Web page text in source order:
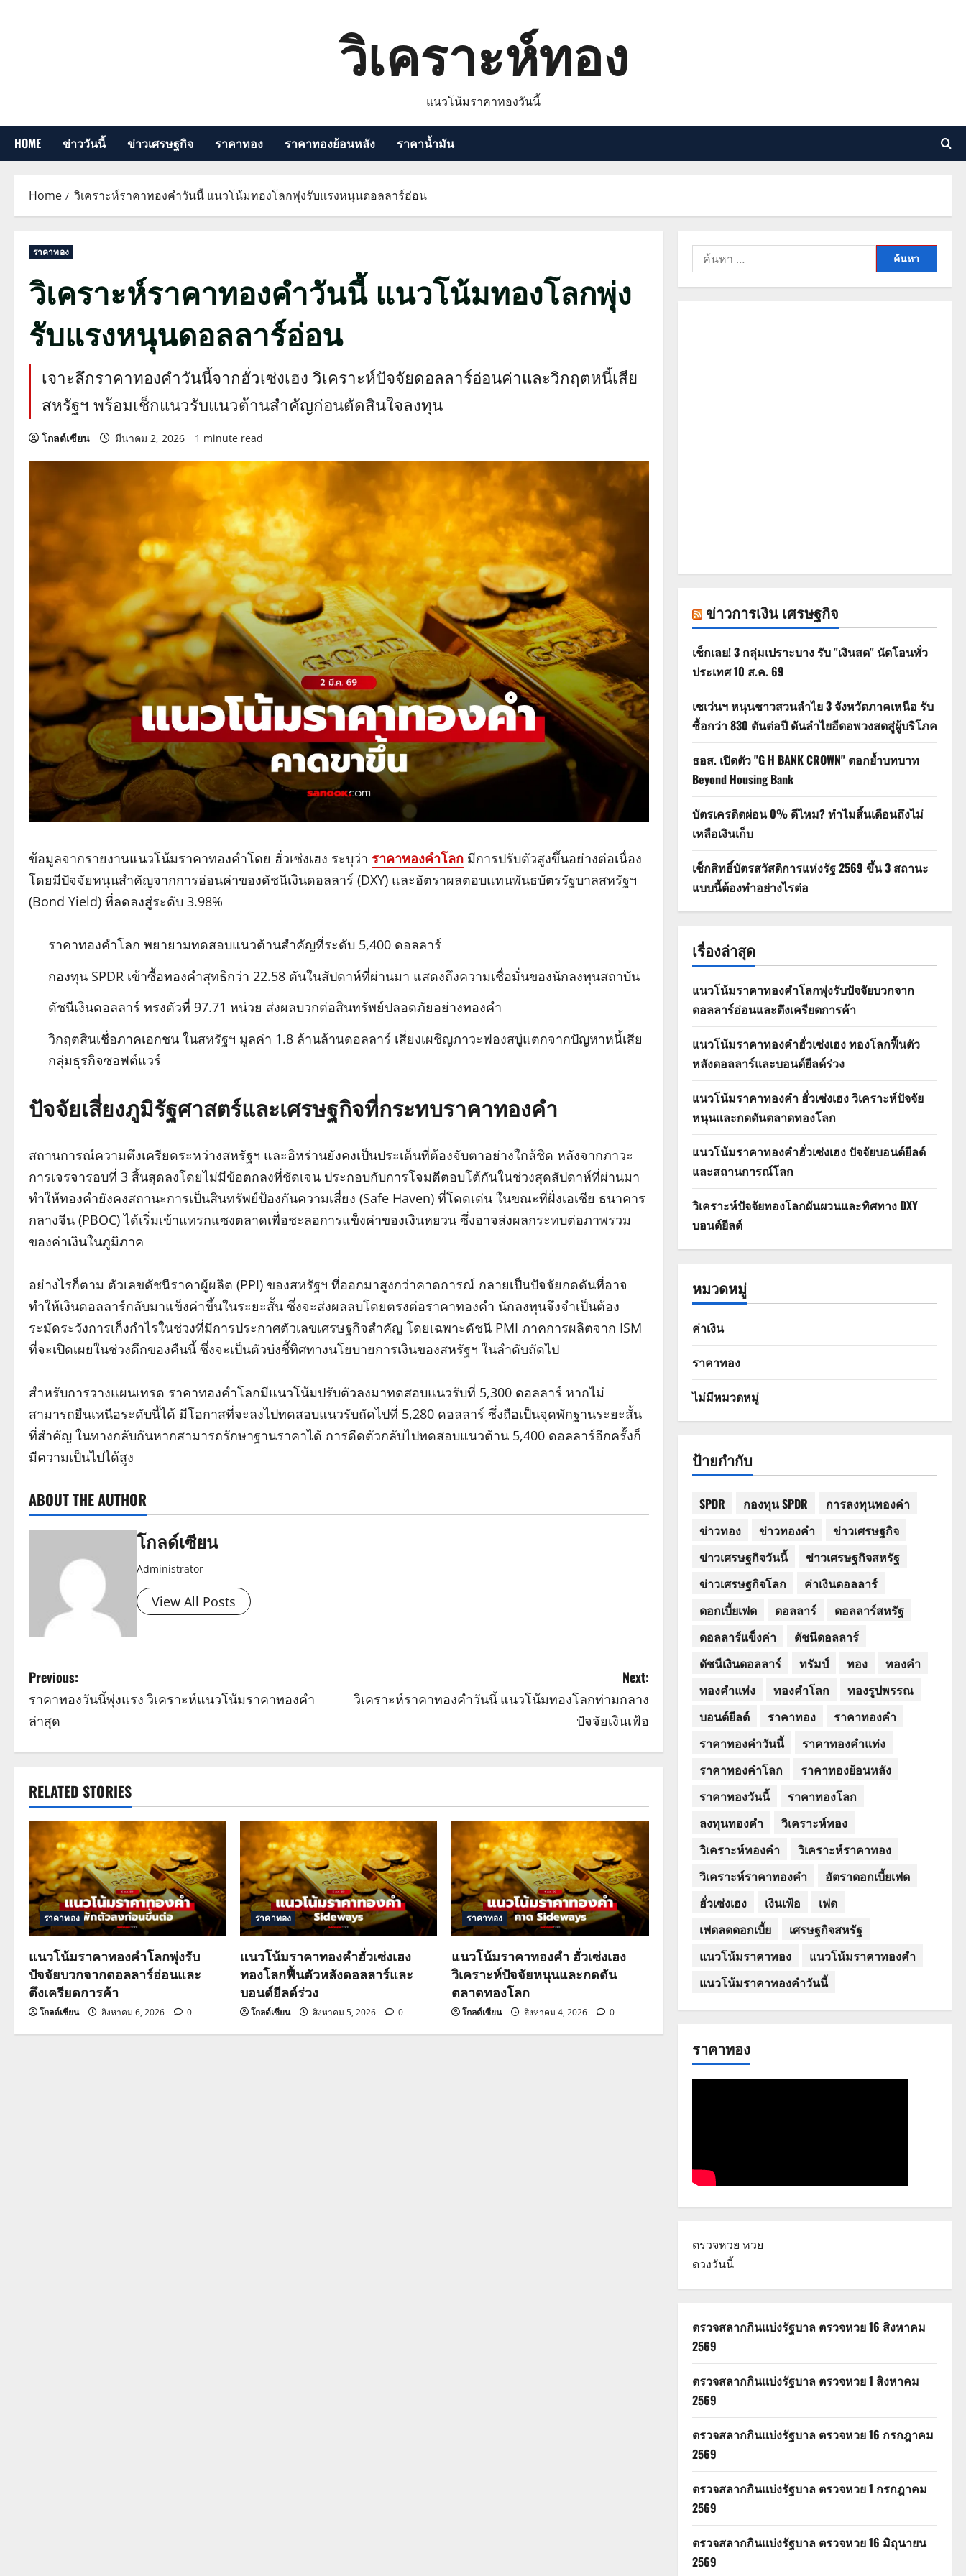
วิเคราะห์ทอง
แนวโน้มราคาทองวันนี้
HOME ข่าววันนี้ ข่าวเศรษฐกิจ ราคาทอง ราคาทองย้อนหลัง ราคาน้ำมัน
Home วิเคราะห์ราคาทองคำวันนี้ แนวโน้มทองโลกพุ่งรับแรงหนุนดอลลาร์อ่อน
ราคาทอง
วิเคราะห์ราคาทองคำวันนี้ แนวโน้มทองโลกพุ่ง
รับแรงหนุนดอลลาร์อ่อน
เจาะลึกราคาทองคำวันนี้จากฮั่วเซ่งเฮง วิเคราะห์ปัจจัยดอลลาร์อ่อนค่าและวิกฤตหนี้เสีย
สหรัฐฯ พร้อมเช็กแนวรับแนวต้านสำคัญก่อนตัดสินใจลงทุน
โกลด์เซียน มีนาคม 2, 2026 1 minute read
ข้อมูลจากรายงานแนวโน้มราคาทองคำโดย ฮั่วเซ่งเฮง ระบุว่า ราคาทองคำโลก มีการปรับตัวสูงขึ้นอย่างต่อเนื่อง
โดยมีปัจจัยหนุนสำคัญจากการอ่อนค่าของดัชนีเงินดอลลาร์ (DXY) และอัตราผลตอบแทนพันธบัตรรัฐบาลสหรัฐฯ
(Bond Yield) ที่ลดลงสู่ระดับ 3.98%
ราคาทองคำโลก พยายามทดสอบแนวต้านสำคัญที่ระดับ 5,400 ดอลลาร์
กองทุน SPDR เข้าซื้อทองคำสุทธิกว่า 22.58 ตันในสัปดาห์ที่ผ่านมา แสดงถึงความเชื่อมั่นของนักลงทุนสถาบัน
ดัชนีเงินดอลลาร์ ทรงตัวที่ 97.71 หน่วย ส่งผลบวกต่อสินทรัพย์ปลอดภัยอย่างทองคำ
วิกฤตสินเชื่อภาคเอกชน ในสหรัฐฯ มูลค่า 1.8 ล้านล้านดอลลาร์ เสี่ยงเผชิญภาวะฟองสบู่แตกจากปัญหาหนี้เสีย
กลุ่มธุรกิจซอฟต์แวร์
ปัจจัยเสี่ยงภูมิรัฐศาสตร์และเศรษฐกิจที่กระทบราคาทองคำ
สถานการณ์ความตึงเครียดระหว่างสหรัฐฯ และอิหร่านยังคงเป็นประเด็นที่ต้องจับตาอย่างใกล้ชิด หลังจากภาวะ
การเจรจารอบที่ 3 สิ้นสุดลงโดยไม่มีข้อตกลงที่ชัดเจน ประกอบกับการโจมตีตอบโต้กันในช่วงสุดสัปดาห์ที่ผ่านมา
ทำให้ทองคำยังคงสถานะการเป็นสินทรัพย์ป้องกันความเสี่ยง (Safe Haven) ที่โดดเด่น ในขณะที่ฝั่งเอเชีย ธนาคาร
กลางจีน (PBOC) ได้เริ่มเข้าแทรกแซงตลาดเพื่อชะลอการแข็งค่าของเงินหยวน ซึ่งอาจส่งผลกระทบต่อภาพรวม
ของค่าเงินในภูมิภาค
อย่างไรก็ตาม ตัวเลขดัชนีราคาผู้ผลิต (PPI) ของสหรัฐฯ ที่ออกมาสูงกว่าคาดการณ์ กลายเป็นปัจจัยกดดันที่อาจ
ทำให้เงินดอลลาร์กลับมาแข็งค่าขึ้นในระยะสั้น ซึ่งจะส่งผลลบโดยตรงต่อราคาทองคำ นักลงทุนจึงจำเป็นต้อง
ระมัดระวังการเก็งกำไรในช่วงที่มีการประกาศตัวเลขเศรษฐกิจสำคัญ โดยเฉพาะดัชนี PMI ภาคการผลิตจาก ISM
ที่จะเปิดเผยในช่วงดึกของคืนนี้ ซึ่งจะเป็นตัวบ่งชี้ทิศทางนโยบายการเงินของสหรัฐฯ ในลำดับถัดไป
สำหรับการวางแผนเทรด ราคาทองคำโลกมีแนวโน้มปรับตัวลงมาทดสอบแนวรับที่ 5,300 ดอลลาร์ หากไม่
สามารถยืนเหนือระดับนี้ได้ มีโอกาสที่จะลงไปทดสอบแนวรับถัดไปที่ 5,280 ดอลลาร์ ซึ่งถือเป็นจุดพักฐานระยะสั้น
ที่สำคัญ ในทางกลับกันหากสามารถรักษาฐานราคาได้ การดีดตัวกลับไปทดสอบแนวต้าน 5,400 ดอลลาร์อีกครั้งก็
มีความเป็นไปได้สูง
ABOUT THE AUTHOR
โกลด์เซียน
Administrator
View All Posts
P
o
n
a
v
i
g
a
t
i
o
Previous:
ราคาทองวันนี้พุ่งแรง วิเคราะห์แนวโน้มราคาทองคำ
ล่าสุด
Next:
วิเคราะห์ราคาทองคำวันนี้ แนวโน้มทองโลกท่ามกลาง
ปัจจัยเงินเฟ้อ
RELATED STORIES
ราคาทอง
แนวโน้มราคาทองคำโลกพุ่งรับ
ปัจจัยบวกจากดอลลาร์อ่อนและ
ตึงเครียดการค้า
โกลด์เซียน สิงหาคม 6, 2026 0
ราคาทอง
แนวโน้มราคาทองคำฮั่วเซ่งเฮง
ทองโลกฟื้นตัวหลังดอลลาร์และ
บอนด์ยีลด์ร่วง
โกลด์เซียน สิงหาคม 5, 2026 0
ราคาทอง
แนวโน้มราคาทองคำ ฮั่วเซ่งเฮง
วิเคราะห์ปัจจัยหนุนและกดดัน
ตลาดทองโลก
โกลด์เซียน สิงหาคม 4, 2026 0
ค้นหา
สำหรับ:
ข่าวการเงิน เศรษฐกิจ
เช็กเลย! 3 กลุ่มเปราะบาง รับ "เงินสด" นัดโอนทั่ว
ประเทศ 10 ส.ค. 69
เซเว่นฯ หนุนชาวสวนลำไย 3 จังหวัดภาคเหนือ รับ
ซื้อกว่า 830 ตันต่อปี ดันลำไยอีดอพวงสดสู่ผู้บริโภค
ธอส. เปิดตัว "G H BANK CROWN" ตอกย้ำบทบาท
Beyond Housing Bank
บัตรเครดิตผ่อน 0% ดีไหม? ทำไมสิ้นเดือนถึงไม่
เหลือเงินเก็บ
เช็กสิทธิ์บัตรสวัสดิการแห่งรัฐ 2569 ขึ้น 3 สถานะ
แบบนี้ต้องทำอย่างไรต่อ
เรื่องล่าสุด
แนวโน้มราคาทองคำโลกพุ่งรับปัจจัยบวกจาก
ดอลลาร์อ่อนและตึงเครียดการค้า
แนวโน้มราคาทองคำฮั่วเซ่งเฮง ทองโลกฟื้นตัว
หลังดอลลาร์และบอนด์ยีลด์ร่วง
แนวโน้มราคาทองคำ ฮั่วเซ่งเฮง วิเคราะห์ปัจจัย
หนุนและกดดันตลาดทองโลก
แนวโน้มราคาทองคำฮั่วเซ่งเฮง ปัจจัยบอนด์ยีลด์
และสถานการณ์โลก
วิเคราะห์ปัจจัยทองโลกผันผวนและทิศทาง DXY
บอนด์ยีลด์
หมวดหมู่
ค่าเงิน
ราคาทอง
ไม่มีหมวดหมู่
ป้ายกำกับ
SPDR กองทุน SPDR
การลงทุนทองคำ
ข่าวทอง
ข่าวทองคำ
ข่าวเศรษฐกิจ
ข่าวเศรษฐกิจวันนี้
ข่าวเศรษฐกิจสหรัฐ
ข่าวเศรษฐกิจโลก
ค่าเงินดอลลาร์
ดอกเบี้ยเฟด
ดอลลาร์
ดอลลาร์สหรัฐ
ดอลลาร์แข็งค่า
ดัชนีดอลลาร์
ดัชนีเงินดอลลาร์
ทรัมป์ ทอง
ทองคำ
ทองคำแท่ง
ทองคำโลก
ทองรูปพรรณ
บอนด์ยีลด์
ราคาทอง
ราคาทองคำ
ราคาทองคำวันนี้
ราคาทองคำแท่ง
ราคาทองคำโลก
ราคาทองย้อนหลัง
ราคาทองวันนี้
ราคาทองโลก
ลงทุนทองคำ
วิเคราะห์ทอง
วิเคราะห์ทองคำ
วิเคราะห์ราคาทอง
วิเคราะห์ราคาทองคำ
อัตราดอกเบี้ยเฟด
ฮั่วเซ่งเฮง
เงินเฟ้อ
เฟด
เฟดลดดอกเบี้ย
เศรษฐกิจสหรัฐ
แนวโน้มราคาทอง
แนวโน้มราคาทองคำ
แนวโน้มราคาทองคำวันนี้
ราคาทอง
ตรวจหวย หวย
ดวงวันนี้
ตรวจสลากกินแบ่งรัฐบาล ตรวจหวย 16 สิงหาคม
2569
ตรวจสลากกินแบ่งรัฐบาล ตรวจหวย 1 สิงหาคม
2569
ตรวจสลากกินแบ่งรัฐบาล ตรวจหวย 16 กรกฎาคม
2569
ตรวจสลากกินแบ่งรัฐบาล ตรวจหวย 1 กรกฎาคม
2569
ตรวจสลากกินแบ่งรัฐบาล ตรวจหวย 16 มิถุนายน
2569